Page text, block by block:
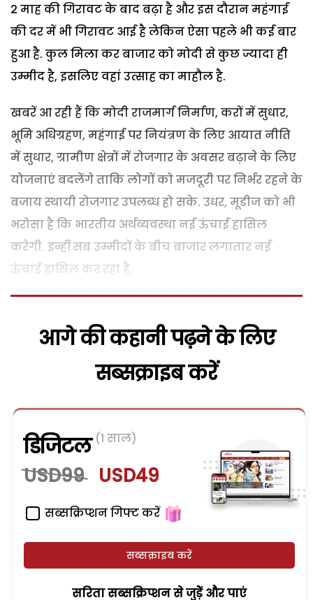
2 माह की गिरावट के बाद बढ़ा है और इस दौरान महंगाई
की दर में भी गिरावट आई है लेकिन ऐसा पहले भी कई बार
हुआ है. कुल मिला कर बाजार को मोदी से कुछ ज्यादा ही
उम्मीद है, इसलिए वहां उत्साह का माहौल है.
खबरें आ रही हैं कि मोदी राजमार्ग निर्माण, करों में सुधार,
भूमि अधिग्रहण, महंगाई पर नियंत्रण के लिए आयात नीति
में सुधार, ग्रामीण क्षेत्रों में रोजगार के अवसर बढ़ाने के लिए
योजनाएं बदलेंगे ताकि लोगों को मजदूरी पर निर्भर रहने के
बजाय स्थायी रोजगार उपलब्ध हो सके. उधर, मूडीज को भी
भरोसा है कि भारतीय अर्थव्यवस्था नई ऊंचाई हासिल
करेगी. इन्हीं सब उम्मीदों के बीच बाजार लगातार नई
ऊंचाई हासिल कर रहा है.
आगे की कहानी पढ़ने के लिए
सब्सक्राइब करें
डिजिटल (1 साल)
USD99 USD49
सब्सक्रिप्शन गिफ्ट करें
सब्सक्राइब करें
सरिता सब्सक्रिप्शन से जुड़ेें और पाएं